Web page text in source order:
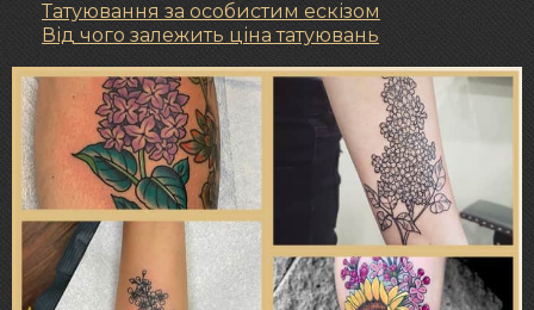
Татуювання за особистим ескізом
Від чого залежить ціна татуювань